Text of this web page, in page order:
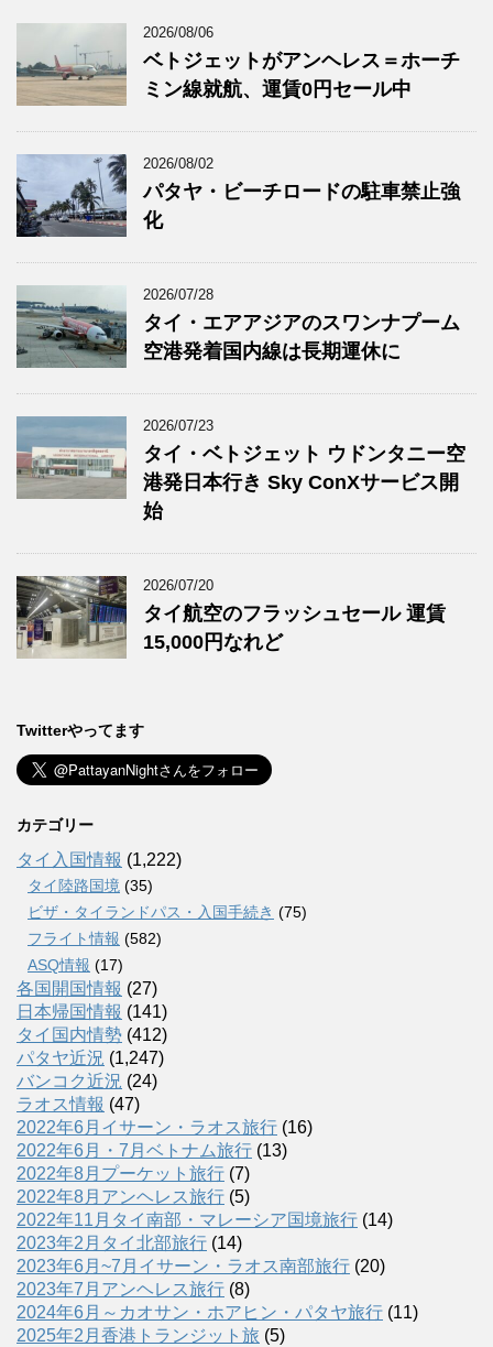
2026/08/06
ベトジェットがアンヘレス＝ホーチ
ミン線就航、運賃0円セール中
2026/08/02
パタヤ・ビーチロードの駐車禁止強
化
2026/07/28
タイ・エアアジアのスワンナプーム
空港発着国内線は長期運休に
2026/07/23
タイ・ベトジェット ウドンタニー空
港発日本行き Sky ConXサービス開
始
2026/07/20
タイ航空のフラッシュセール 運賃
15,000円なれど
Twitterやってます
カテゴリー
タイ入国情報 (1,222)
タイ陸路国境 (35)
ビザ・タイランドパス・入国手続き (75)
フライト情報 (582)
ASQ情報 (17)
各国開国情報 (27)
日本帰国情報 (141)
タイ国内情勢 (412)
パタヤ近況 (1,247)
バンコク近況 (24)
ラオス情報 (47)
2022年6月イサーン・ラオス旅行 (16)
2022年6月・7月ベトナム旅行 (13)
2022年8月プーケット旅行 (7)
2022年8月アンヘレス旅行 (5)
2022年11月タイ南部・マレーシア国境旅行 (14)
2023年2月タイ北部旅行 (14)
2023年6月~7月イサーン・ラオス南部旅行 (20)
2023年7月アンヘレス旅行 (8)
2024年6月～カオサン・ホアヒン・パタヤ旅行 (11)
2025年2月香港トランジット旅 (5)